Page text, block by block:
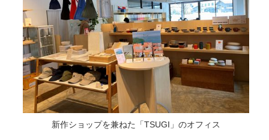
新作ショップを兼ねた「TSUGI」のオフィス